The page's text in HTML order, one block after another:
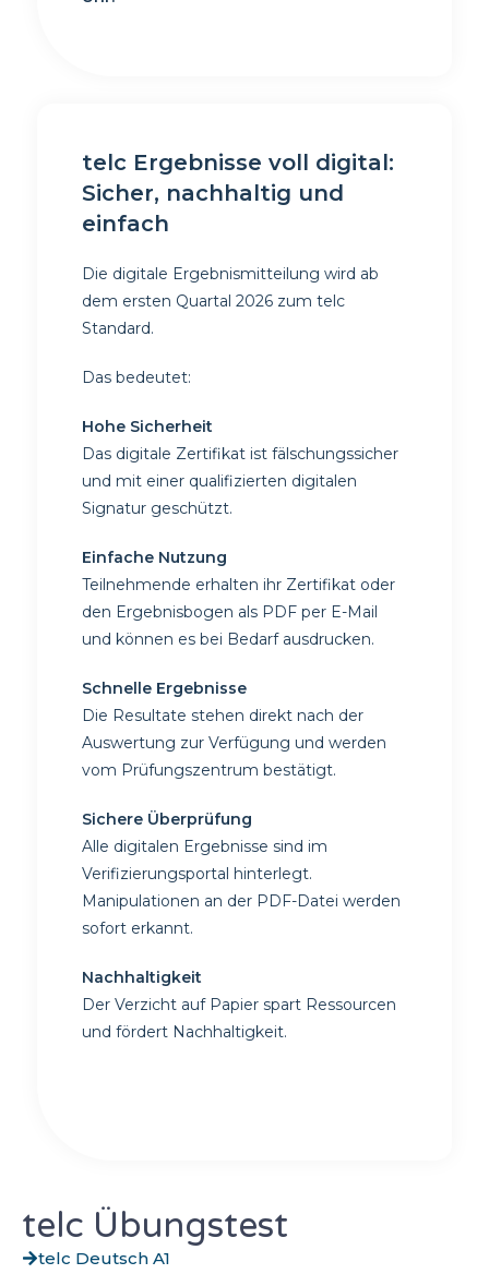
telc Ergebnisse voll digital:
Sicher, nachhaltig und
einfach
Die digitale Ergebnismitteilung wird ab
dem ersten Quartal 2026 zum telc
Standard.
Das bedeutet:
Hohe Sicherheit
Das digitale Zertifikat ist fälschungssicher
und mit einer qualifizierten digitalen
Signatur geschützt.
Einfache Nutzung
Teilnehmende erhalten ihr Zertifikat oder
den Ergebnisbogen als PDF per E-Mail
und können es bei Bedarf ausdrucken.
Schnelle Ergebnisse
Die Resultate stehen direkt nach der
Auswertung zur Verfügung und werden
vom Prüfungszentrum bestätigt.
Sichere Überprüfung
Alle digitalen Ergebnisse sind im
Verifizierungsportal hinterlegt.
Manipulationen an der PDF-Datei werden
sofort erkannt.
Nachhaltigkeit
Der Verzicht auf Papier spart Ressourcen
und fördert Nachhaltigkeit.
telc Übungstest
telc Deutsch A1